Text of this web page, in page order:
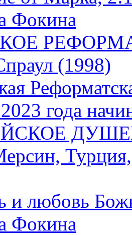
Фокина
(1998)
года
и любовь
Фокина